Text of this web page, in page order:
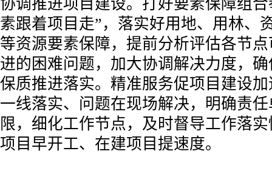
协调推进项目建设。打好要素保障组
素跟着项目走”，落实好用地、用林、
等资源要素保障，提前分析评估各节
进的困难问题，加大协调解决力度，
保质推进落实。精准服务促项目建设
一线落实、问题在现场解决，明确责
限，细化工作节点，及时督导工作落
项目早开工、在建项目提速度。